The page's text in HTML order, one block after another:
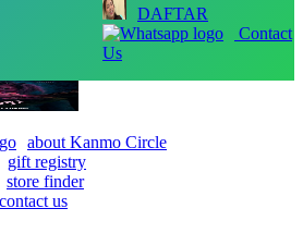
DAFTAR
Contact
Us
about Kanmo Circle
gift registry
store finder
contact us